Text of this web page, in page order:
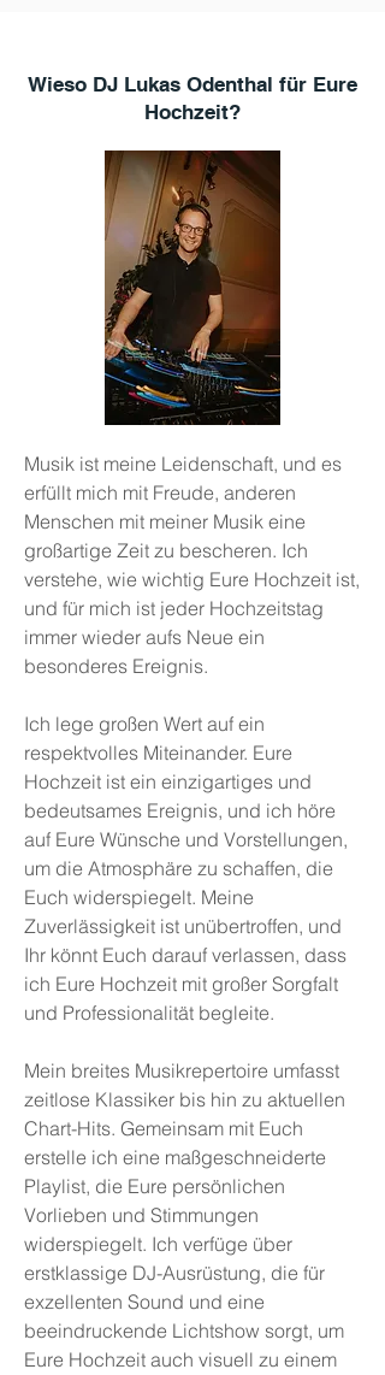
Wieso DJ Lukas Odenthal für Eure
Hochzeit?
Musik ist meine Leidenschaft, und es
erfüllt mich mit Freude, anderen
Menschen mit meiner Musik eine
großartige Zeit zu bescheren. Ich
verstehe, wie wichtig Eure Hochzeit ist,
und für mich ist jeder Hochzeitstag
immer wieder aufs Neue ein
besonderes Ereignis.
Ich lege großen Wert auf ein
respektvolles Miteinander. Eure
Hochzeit ist ein einzigartiges und
bedeutsames Ereignis, und ich höre
auf Eure Wünsche und Vorstellungen,
um die Atmosphäre zu schaffen, die
Euch widerspiegelt. Meine
Zuverlässigkeit ist unübertroffen, und
Ihr könnt Euch darauf verlassen, dass
ich Eure Hochzeit mit großer Sorgfalt
und Professionalität begleite.
Mein breites Musikrepertoire umfasst
zeitlose Klassiker bis hin zu aktuellen
Chart-Hits. Gemeinsam mit Euch
erstelle ich eine maßgeschneiderte
Playlist, die Eure persönlichen
Vorlieben und Stimmungen
widerspiegelt. Ich verfüge über
erstklassige DJ-Ausrüstung, die für
exzellenten Sound und eine
beeindruckende Lichtshow sorgt, um
Eure Hochzeit auch visuell zu einem